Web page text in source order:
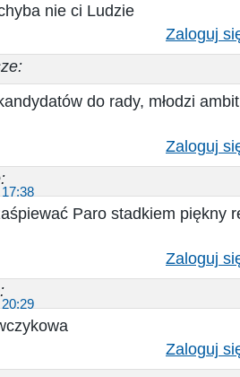
nie ci Ludzie
Zaloguj
do rady, młodzi
Zaloguj
Paro stadkiem piękny
Zaloguj
Zaloguj